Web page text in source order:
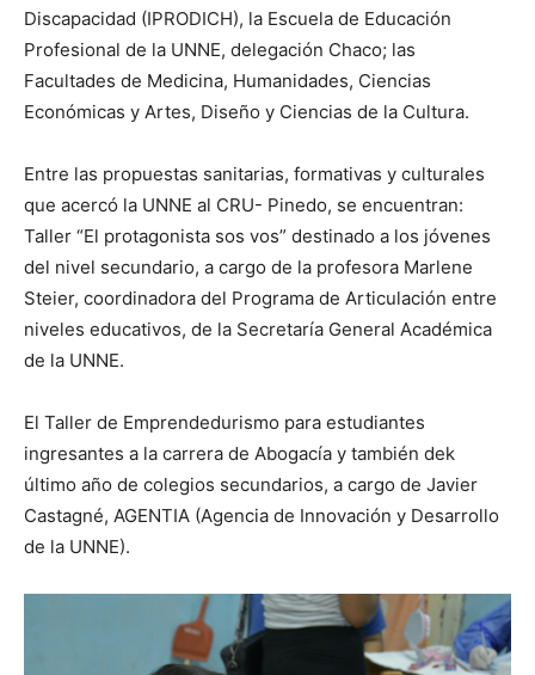
Discapacidad (IPRODICH), la Escuela de Educación
Profesional de la UNNE, delegación Chaco; las
Facultades de Medicina, Humanidades, Ciencias
Económicas y Artes, Diseño y Ciencias de la Cultura.
Entre las propuestas sanitarias, formativas y culturales
que acercó la UNNE al CRU- Pinedo, se encuentran:
Taller “El protagonista sos vos” destinado a los jóvenes
del nivel secundario, a cargo de la profesora Marlene
Steier, coordinadora del Programa de Articulación entre
niveles educativos, de la Secretaría General Académica
de la UNNE.
El Taller de Emprendedurismo para estudiantes
ingresantes a la carrera de Abogacía y también dek
último año de colegios secundarios, a cargo de Javier
Castagné, AGENTIA (Agencia de Innovación y Desarrollo
de la UNNE).